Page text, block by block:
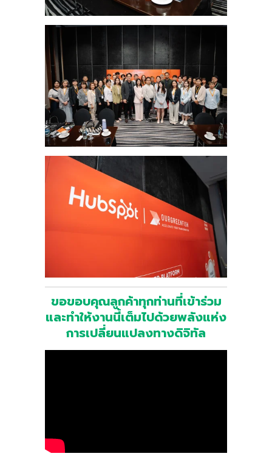
ขอขอบคุณลูกค้าทุกท่านที่เข้าร่วม
และทำให้งานนี้เต็มไปด้วยพลังแห่ง
การเปลี่ยนแปลงทางดิจิทัล